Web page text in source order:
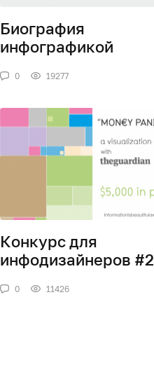
Биография
инфографикой
0 19277
Конкурс для
инфодизайнеров #2
0 11426